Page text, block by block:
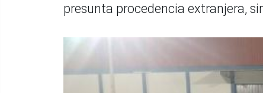
presunta procedencia extranjera,